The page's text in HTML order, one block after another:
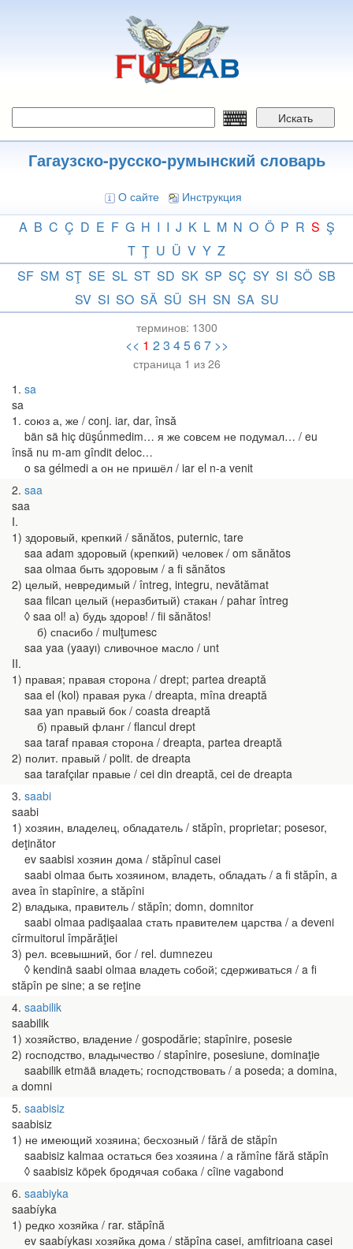
Искать
Гагаузско-русско-румынский словарь
О сайте Инструкция
A B C Ç D E F G H I I J K L M N O Ö P R S Ş
T Ţ U Ü V Y Z
SF SM SŢ SE SL ST SD SK SP SÇ SY SI SÖ SB
SV SI SO SÄ SÜ SH SN SA SU
терминов: 1300
<< 1 23 4567 >>
страница 1 из 26
1 sa
sa
1. союз а, же / conj. iar, dar, însă
bän sä hiç düşǘnmedim… я же совсем не подумал… / eu
însă nu m-am gîndit deloc…
o sa gélmedi а он не пришёл / iar el n-a venit
2 saa
saa
I.
1) здоровый, крепкий / sănătos, puternic, tare
saa adam здоровый (крепкий) человек / om sănătos
saa olmaa быть здоровым / a fi sănătos
2) целый, невредимый / întreg, integru, nevătămat
saa filcan целый (неразбитый) стакан / pahar întreg
◊ saa ol! а) будь здоров! / fii sănătos!
б) спасибо / mulţumesc
saa yaa (yaayı) сливочное масло / unt
II.
1) правая; правая сторона / drept; partea dreaptă
saa el (kol) правая рука / dreapta, mîna dreaptă
saa yan правый бок / coasta dreaptă
б) правый фланг / flancul drept
saa taraf правая сторона / dreapta, partea dreaptă
2) полит. правый / polit. de dreapta
saa tarafçılar правые / cei din dreaptă, cei de dreapta
3 saabi
saabi
1) хозяин, владелец, обладатель / stăpîn, proprietar; posesor,
deţinător
ev saabisi хозяин дома / stăpînul casei
saabi olmaa быть хозяином, владеть, обладать / a fi stăpîn, a
avea în stapînire, a stăpîni
2) владыка, правитель / stăpîn; domn, domnitor
saabi olmaa padişaalaa стать правителем царства / а deveni
cîrmuitorul împărăţiei
3) рел. всевышний, бог / rel. dumnezeu
◊ kendinä saabi olmaa владеть собой; сдерживаться / a fi
stăpîn pe sine; a se reţine
4 saabilik
saabilik
1) хозяйство, владение / gospodărie; stapînire, posesie
2) господство, владычество / stapînire, posesiune, dominaţie
saabilik etmää владеть; господствовать / a poseda; a domina,
а domni
5 saabisiz
saabisiz
1) не имеющий хозяина; бесхозный / fără de stăpîn
saabisiz kalmaa остаться без хозяина / a rămîne fără stăpîn
◊ saabisiz köpek бродячая собака / cîine vagabond
6 saabiyka
saabíyka
1) редко хозяйка / rar. stăpînă
ev saabíykası хозяйка дома / stăpîna casei, amfitrioana casei